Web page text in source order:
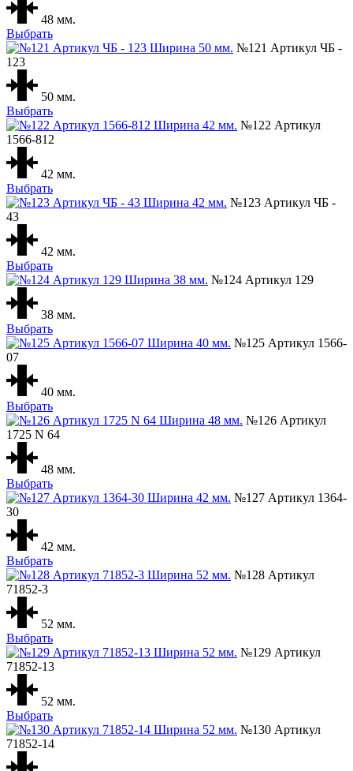
48 мм.
Выбрать
№121 Артикул ЧБ -
123
50 мм.
Выбрать
№122 Артикул
1566-812
42 мм.
Выбрать
№123 Артикул ЧБ -
43
42 мм.
Выбрать
№124 Артикул 129
38 мм.
Выбрать
№125 Артикул 1566-
07
40 мм.
Выбрать
№126 Артикул
1725 N 64
48 мм.
Выбрать
№127 Артикул 1364-
30
42 мм.
Выбрать
№128 Артикул
71852-3
52 мм.
Выбрать
№129 Артикул
71852-13
52 мм.
Выбрать
№130 Артикул
71852-14